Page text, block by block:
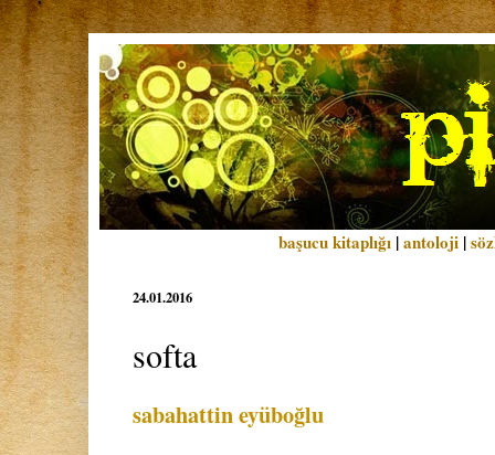
başucu kitaplığı |antoloji |
24.01.2016
softa
sabahattin eyüboğlu